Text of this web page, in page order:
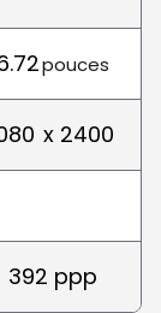
pouces
x 2400
392 ppp